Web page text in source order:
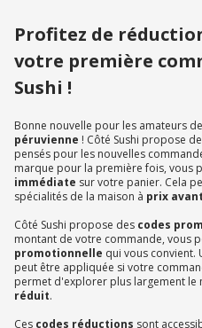
Profitez de
votre première
Sushi !
Bonne nouvelle pour les amateurs de
péruvienne ! Côté Sushi propose
pensés pour les nouvelles
marque pour la première fois, vous
immédiate sur votre panier. Cela
spécialités de la maison à prix
Côté Sushi propose des codes
montant de votre commande, vous
promotionnelle qui vous convient.
peut être appliquée si votre
permet d'explorer plus largement le
réduit.
Ces codes réductions sont